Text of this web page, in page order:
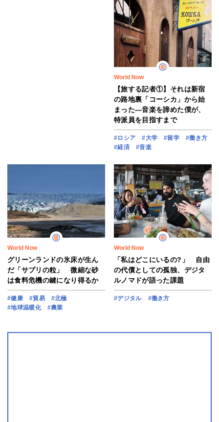
World Now
【旅する記者①】それは新宿
の路地裏「コーシカ」から始
まった―音楽を諦めた僕が、
特派員を目指すまで
#ロシア #大学 #留学
#働き方
#経済
#音楽
World Now
グリーンランドの氷床が生ん
だ「サプリの粒」 微細な砂
は食料危機の鍵になり得るか
#健康 #貿易
#北極
#地球温暖化
#農業
World Now
「私はどこにいるの?」 自由
の代償としての孤独、デジタ
ルノマドが語った課題
#デジタル #働き方